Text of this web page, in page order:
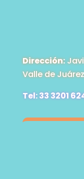
Dirección:
Valle de
Tel: 33 3201